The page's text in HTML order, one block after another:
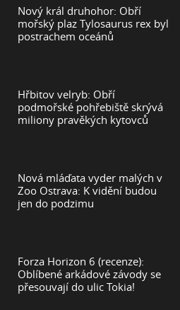
Nový král druhohor: Obří
mořský plaz Tylosaurus rex byl
postrachem oceánů
Hřbitov velryb: Obří
podmořské pohřebiště skrývá
miliony pravěkých kytovců
Nová mláďata vyder malých v
Zoo Ostrava: K vidění budou
jen do podzimu
Forza Horizon 6 (recenze):
Oblíbené arkádové závody se
přesouvají do ulic Tokia!